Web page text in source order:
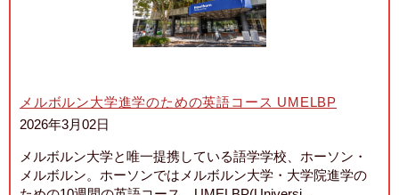
メルボルン大学進学のための英語コース UMELBP
2026年3月02日
メルボルン大学と唯一提携している語学学校、ホーソン・
メルボルン。ホーソンではメルボルン大学・大学院進学の